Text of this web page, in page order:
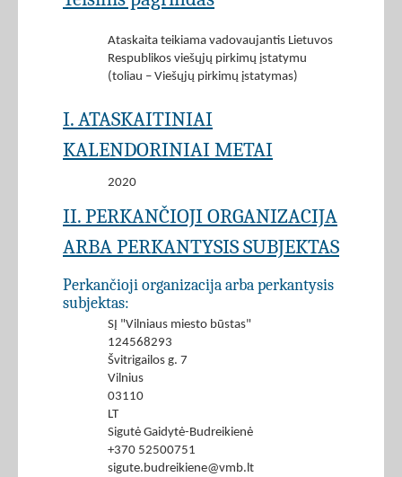
Ataskaita teikiama vadovaujantis Lietuvos
Respublikos viešųjų pirkimų įstatymu
(toliau – Viešųjų pirkimų įstatymas)
I. ATASKAITINIAI
KALENDORINIAI METAI
2020
II. PERKANČIOJI ORGANIZACIJA
ARBA PERKANTYSIS SUBJEKTAS
Perkančioji organizacija arba perkantysis
subjektas:
SĮ "Vilniaus miesto būstas"
124568293
Švitrigailos g. 7
Vilnius
03110
LT
Sigutė Gaidytė-Budreikienė
+370 52500751
sigute.budreikiene@vmb.lt